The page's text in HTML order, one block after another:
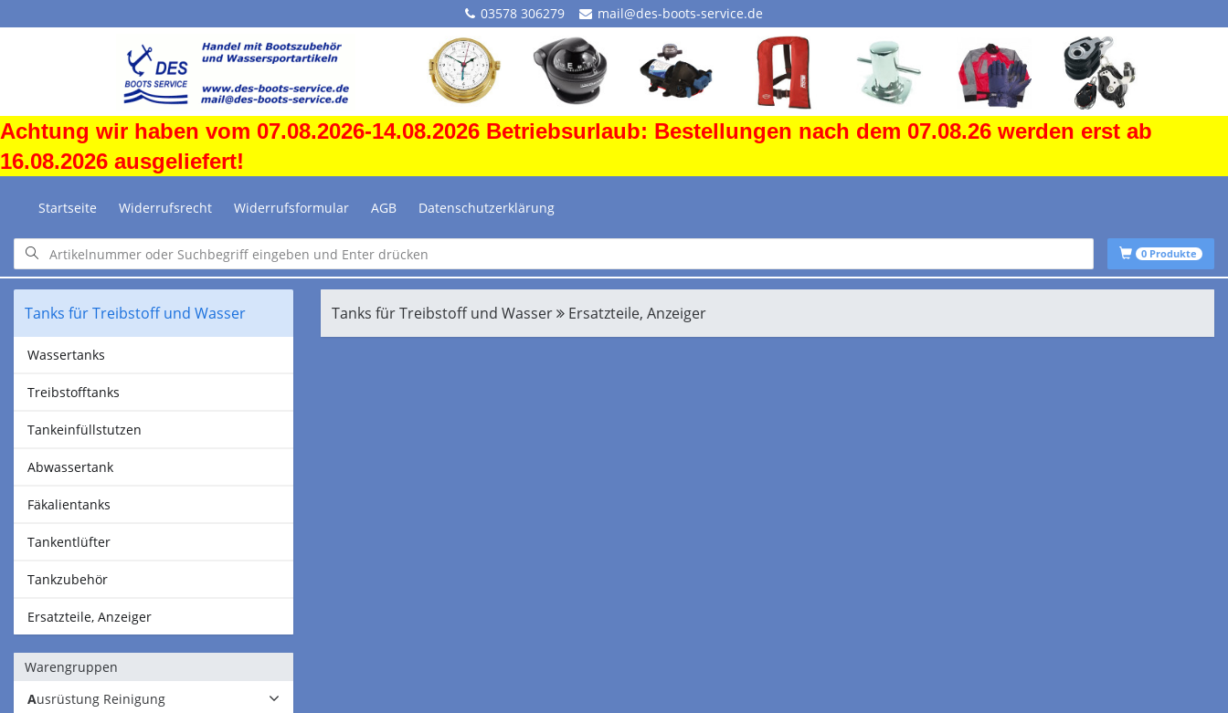
03578 306279 mail@des-boots-service.de
Achtung wir haben vom 07.08.2026-14.08.2026 Betriebsurlaub: Bestellungen nach dem 07.08.26 werden erst ab
16.08.2026 ausgeliefert!
Startseite Widerrufsrecht Widerrufsformular AGB Datenschutzerklärung
0 Produkte
Tanks für Treibstoff und Wasser
Wassertanks
Treibstofftanks
Tankeinfüllstutzen
Abwassertank
Fäkalientanks
Tankentlüfter
Tankzubehör
Ersatzteile, Anzeiger
Warengruppen
Ausrüstung Reinigung
Tanks für Treibstoff und Wasser Ersatzteile, Anzeiger